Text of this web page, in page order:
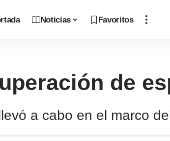
Noticias Favoritos
de
a cabo en el marco